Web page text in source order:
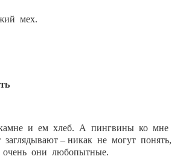
мех.
и ем хлеб. А пингвины ко мне
– никак не могут понять,
они любопытные.